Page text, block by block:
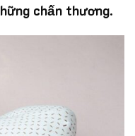
chấn thương.